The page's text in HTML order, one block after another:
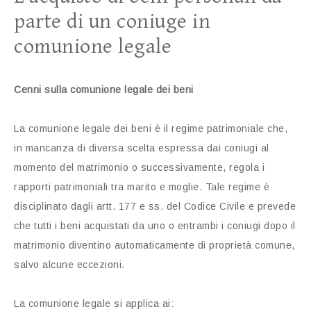
parte di un coniuge in
comunione legale
Cenni sulla comunione legale dei beni
La comunione legale dei beni è il regime patrimoniale che,
in mancanza di diversa scelta espressa dai coniugi al
momento del matrimonio o successivamente, regola i
rapporti patrimoniali tra marito e moglie. Tale regime è
disciplinato dagli artt. 177 e ss. del Codice Civile e prevede
che tutti i beni acquistati da uno o entrambi i coniugi dopo il
matrimonio diventino automaticamente di proprietà comune,
salvo alcune eccezioni.
La comunione legale si applica ai: